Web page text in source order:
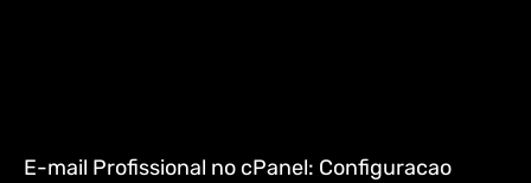
E-mail Profissional no cPanel: Configuracao